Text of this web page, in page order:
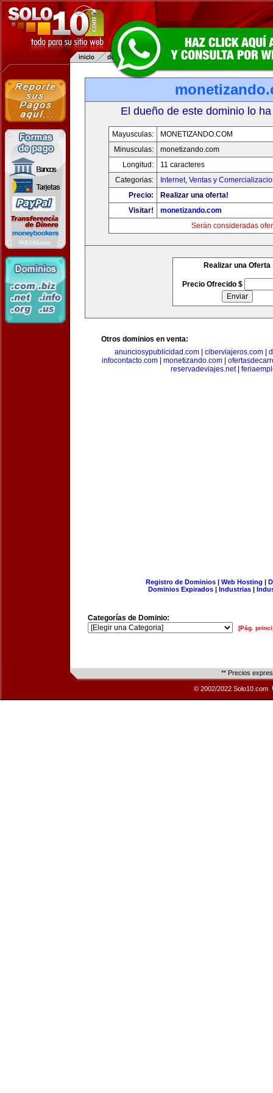
El dueño de este dominio lo
Mayusculas:
MONETIZANDO.COM
Minusculas:
monetizando.com
Longitud:
11 caracteres
Categorias:
Internet, Ventas y
Precio:
Realizar una oferta!
Visitar!
monetizando.com
Serán consideradas
Realizar una Oferta
Precio Ofrecido $
Otros dominios en venta:
anunciosypublicidad.com| ciberviajeros.com|
infocontacto.com
monetizando.com
reservadeviajes.net|
Registro de Dominios| Web Hosting |
Dominios Expirados | Industrias |
Categorías de Dominio:
[Pág.
** Precios
© 2002/2022 Solo10.com